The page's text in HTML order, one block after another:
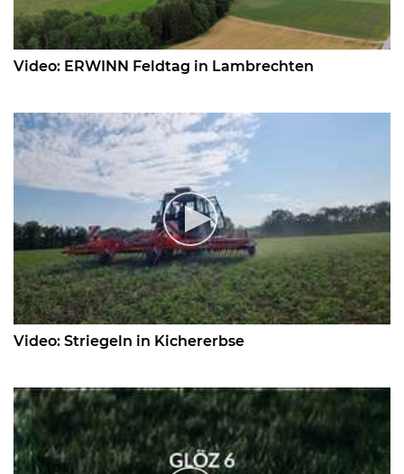
Skip to main content
Video: ERWINN Feldtag in Lambrechten
Video: Striegeln in Kichererbse